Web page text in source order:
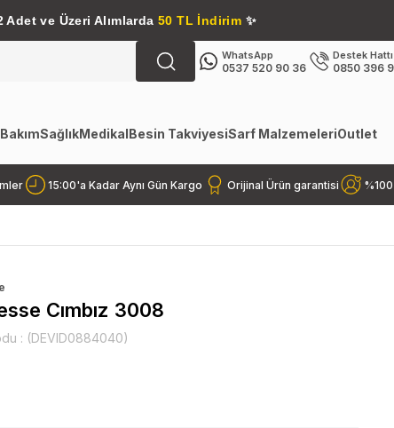
Adet ve Üzeri Alımlarda 50 TL İndirim ✨
WhatsApp
0537 520 90 36
Destek Hattı
0850 396
SağlıkMedikalBesin TakviyesiSarf MalzemeleriOutlet
15:00'a Kadar Aynı Gün Kargo Orijinal Ürün garantisi
Cımbız 3008
(DEVID0884040)